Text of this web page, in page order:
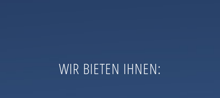
WIR BIETEN IHNEN: